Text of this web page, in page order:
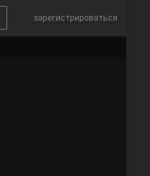
зарегистрироваться